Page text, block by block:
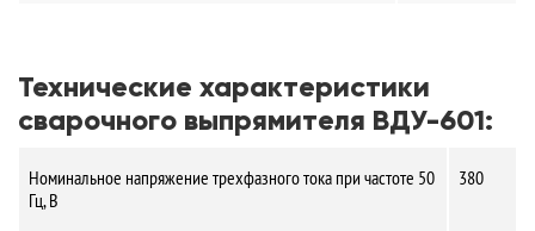
Технические характеристики
сварочного выпрямителя ВДУ-601:
Номинальное напряжение трехфазного тока при частоте 50
Гц, В
380